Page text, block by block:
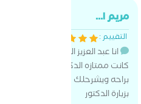
مريم ا...
التقييم :
انا عبد العزيز المشاي من ليبيا
كانت ممتازه الدكتور يكشف بكل
براحه ويشرحلك شرح مفصل جزاه
بزيارة الدكتور